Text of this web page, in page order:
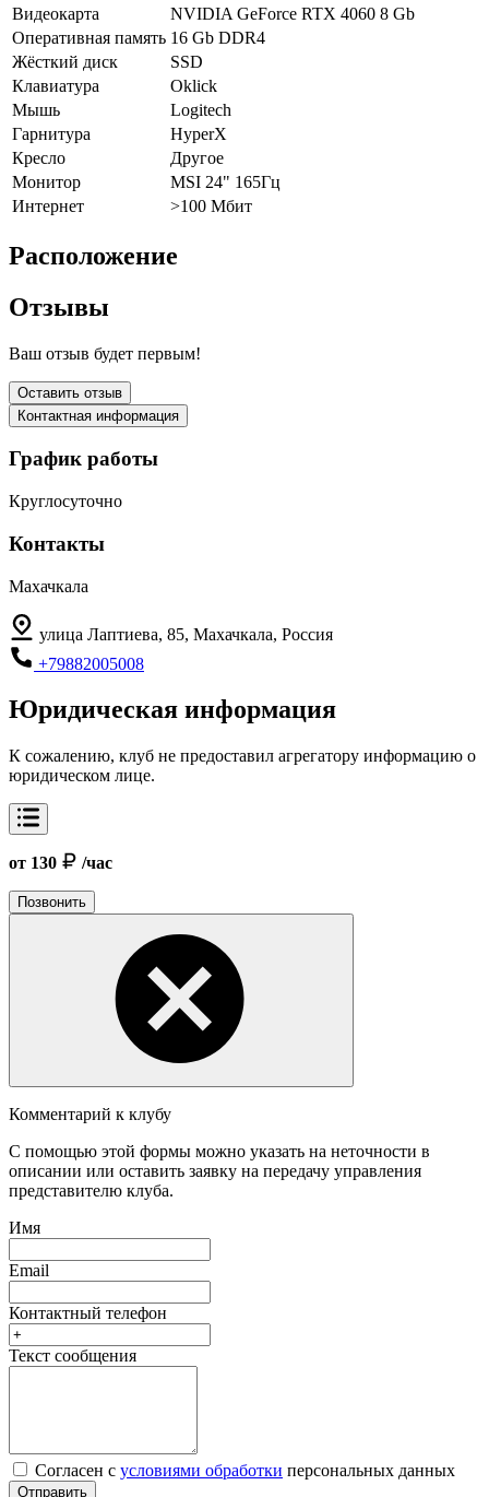
Видеокарта
NVIDIA GeForce RTX 4060 8 Gb
Оперативная память 16 Gb DDR4
Жёсткий диск
SSD
Клавиатура
Oklick
Мышь
Logitech
Гарнитура
HyperX
Кресло
Другое
Монитор
MSI 24" 165Гц
Интернет
>100 Мбит
Расположение
Отзывы
Ваш отзыв будет первым!
Оставить отзыв
Контактная информация
График работы
Круглосуточно
Контакты
Махачкала
улица Лаптиева, 85, Махачкала, Россия
+79882005008
Юридическая информация
К сожалению, клуб не предоставил агрегатору информацию о
юридическом лице.
от 130 /час
Позвонить
Комментарий к клубу
С помощью этой формы можно указать на неточности в
описании или оставить заявку на передачу управления
представителю клуба.
Имя
Email
Контактный телефон
Текст сообщения
Согласен с условиями обработки персональных данных
Отправить